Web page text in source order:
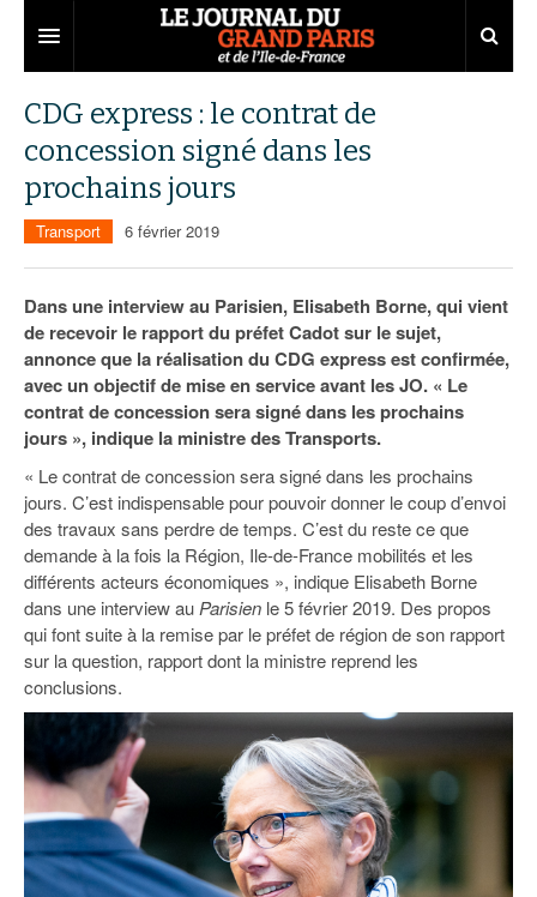
Territoires
Aménagement
Collectivités
Services urbains
Entreprises
Développement économique
Attractivité
Innovation
Transport
Départements
77
78
91
93
94
95
Nominations
Portraits
Agenda
Les Assises du Grand Paris
Éditions précédentes
Le podcast
Ecouter les épisodes
CDG express : le contrat de
concession signé dans les
prochains jours
Transport 6 février 2019
Dans une interview au Parisien, Elisabeth Borne, qui vient
de recevoir le rapport du préfet Cadot sur le sujet,
annonce que la réalisation du CDG express est confirmée,
avec un objectif de mise en service avant les JO. « Le
contrat de concession sera signé dans les prochains
jours », indique la ministre des Transports.
« Le contrat de concession sera signé dans les prochains
jours. C’est indispensable pour pouvoir donner le coup d’envoi
des travaux sans perdre de temps. C’est du reste ce que
demande à la fois la Région, Ile-de-France mobilités et les
différents acteurs économiques », indique Elisabeth Borne
dans une interview au Parisien le 5 février 2019. Des propos
qui font suite à la remise par le préfet de région de son rapport
sur la question, rapport dont la ministre reprend les
conclusions.